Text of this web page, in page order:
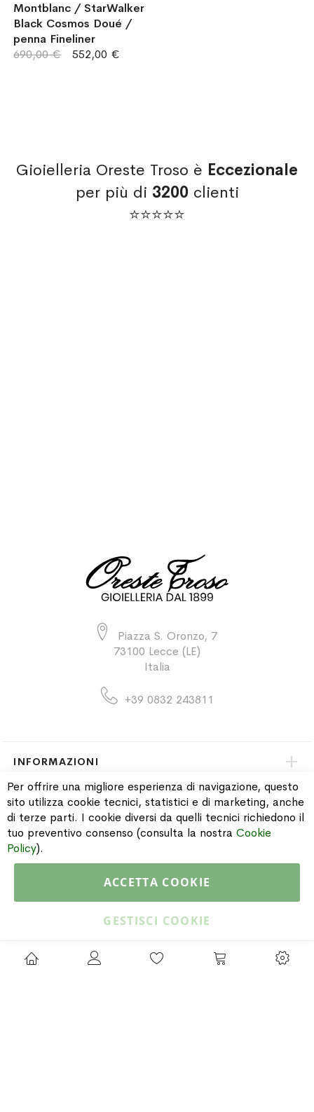
Montblanc / StarWalker
Black Cosmos Doué /
penna Fineliner
552,00 €
690,00 €
Gioielleria Oreste Troso è Eccezionale
per più di 3200clienti
⭐⭐⭐⭐⭐
Piazza S. Oronzo, 7
73100 Lecce (LE)
Italia
+39 0832 243811
INFORMAZIONI
PAGAMENTI & SPEDIZIONI
CATALOGO
Copyright © 2015 Gioielleria Oreste Troso. All rights reserved. P. IVA
IT02064590751
Privacy Policy Cookie Policy
Per offrire una migliore esperienza di navigazione, questo
sito utilizza cookie tecnici, statistici e di marketing, anche
di terze parti. I cookie diversi da quelli tecnici richiedono il
tuo preventivo consenso (consulta la nostra Cookie
Policy).
ACCETTA COOKIE
GESTISCI COOKIE